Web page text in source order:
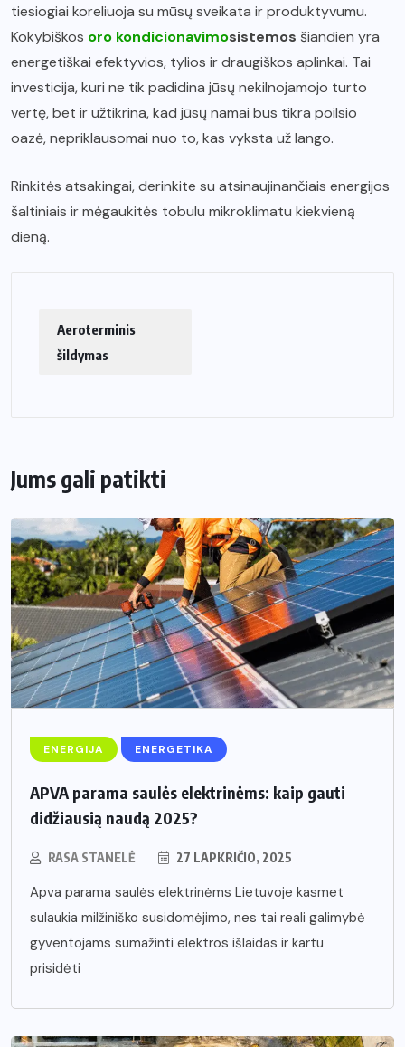
tiesiogiai koreliuoja su mūsų sveikata ir produktyvumu.
Kokybiškos oro kondicionavimosistemos šiandien yra
energetiškai efektyvios, tylios ir draugiškos aplinkai. Tai
investicija, kuri ne tik padidina jūsų nekilnojamojo turto
vertę, bet ir užtikrina, kad jūsų namai bus tikra poilsio
oazė, nepriklausomai nuo to, kas vyksta už lango.
Rinkitės atsakingai, derinkite su atsinaujinančiais energijos
šaltiniais ir mėgaukitės tobulu mikroklimatu kiekvieną
dieną.
Aeroterminis
šildymas
Jums gali patikti
ENERGIJA ENERGETIKA
APVA parama saulės elektrinėms: kaip gauti
didžiausią naudą 2025?
RASA STANELĖ 27 LAPKRIČIO, 2025
Apva parama saulės elektrinėms Lietuvoje kasmet
sulaukia milžiniško susidomėjimo, nes tai reali galimybė
gyventojams sumažinti elektros išlaidas ir kartu
prisidėti